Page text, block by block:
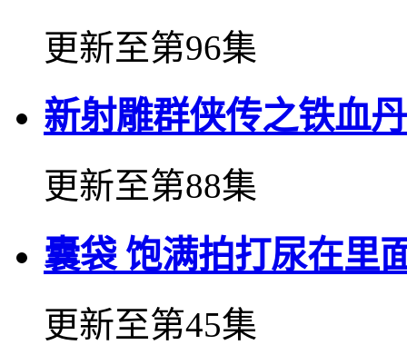
更新至第96集
新射雕群侠传之铁血
更新至第88集
囊袋 饱满拍打尿在里
更新至第45集